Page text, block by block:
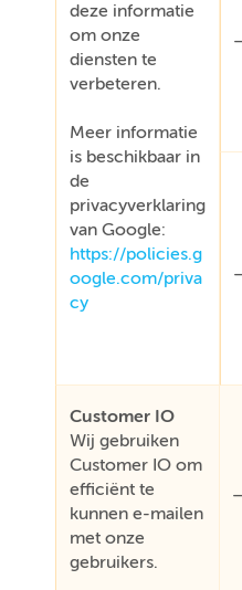
deze informatie
om onze
diensten te
verbeteren.
Meer informatie
is beschikbaar in
de
privacyverklaring
van Google:
https://policies.g
oogle.com/priva
cy
Customer IO
Wij gebruiken
Customer IO om
efficiënt te
kunnen e-mailen
met onze
gebruikers.